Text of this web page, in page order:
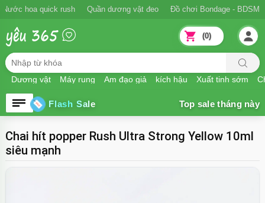
Nước hoa quick rush Quần dương vật đeo Đồ chơi Bondage - BDSM
Dương vật Máy rung Âm đạo giả kích hậu Xuất tinh sớm
(0)
Flash Sale
Chai hít popper Rush Ultra Strong Yellow 10ml
siêu mạnh